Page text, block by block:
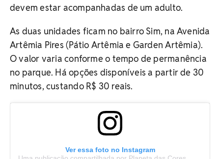
devem estar acompanhadas de um adulto.
As duas unidades ficam no bairro Sim, na Avenida
Artêmia Pires (Pátio Artêmia e Garden Artêmia).
O valor varia conforme o tempo de permanência
no parque. Há opções disponíveis a partir de 30
minutos, custando R$ 30 reais.
Ver essa foto no Instagram